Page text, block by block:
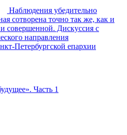
Наблюдения убедительно
сотворена точно так же, как и
совершенной. Дискуссия с
направления
Петербургской епархии
Часть 1